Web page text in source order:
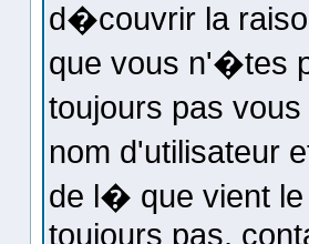
d�couvrir la
que vous n'�tes
toujours pas
nom d'utilisateur
de l� que vient
toujours pas,